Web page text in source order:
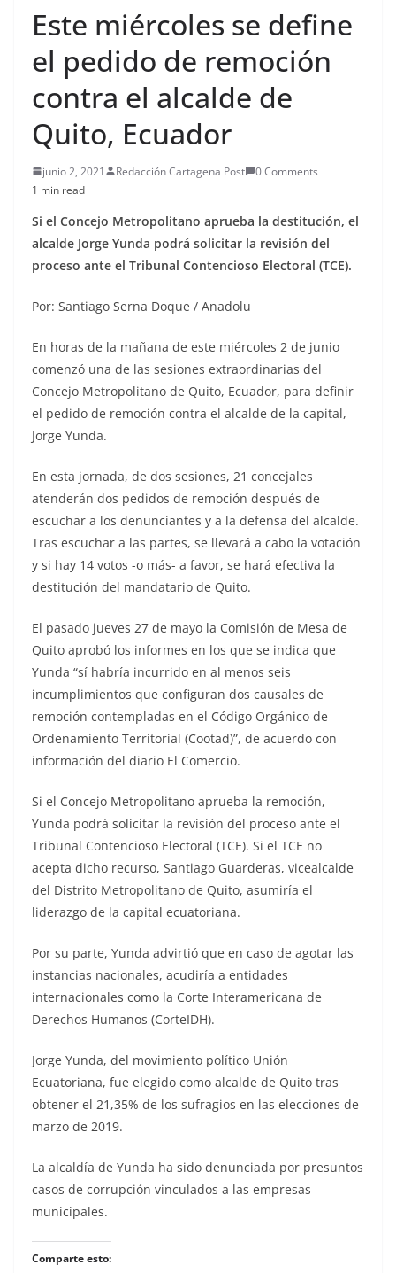
Este miércoles se define
el pedido de remoción
contra el alcalde de
Quito, Ecuador
junio 2, 2021 Redacción Cartagena Post
0 Comments
1 min read
Si el Concejo Metropolitano aprueba la destitución, el
alcalde Jorge Yunda podrá solicitar la revisión del
proceso ante el Tribunal Contencioso Electoral (TCE).
Por: Santiago Serna Doque / Anadolu
En horas de la mañana de este miércoles 2 de junio
comenzó una de las sesiones extraordinarias del
Concejo Metropolitano de Quito, Ecuador, para definir
el pedido de remoción contra el alcalde de la capital,
Jorge Yunda.
En esta jornada, de dos sesiones, 21 concejales
atenderán dos pedidos de remoción después de
escuchar a los denunciantes y a la defensa del alcalde.
Tras escuchar a las partes, se llevará a cabo la votación
y si hay 14 votos -o más- a favor, se hará efectiva la
destitución del mandatario de Quito.
El pasado jueves 27 de mayo la Comisión de Mesa de
Quito aprobó los informes en los que se indica que
Yunda “sí habría incurrido en al menos seis
incumplimientos que configuran dos causales de
remoción contempladas en el Código Orgánico de
Ordenamiento Territorial (Cootad)”, de acuerdo con
información del diario El Comercio.
Si el Concejo Metropolitano aprueba la remoción,
Yunda podrá solicitar la revisión del proceso ante el
Tribunal Contencioso Electoral (TCE). Si el TCE no
acepta dicho recurso, Santiago Guarderas, vicealcalde
del Distrito Metropolitano de Quito, asumiría el
liderazgo de la capital ecuatoriana.
Por su parte, Yunda advirtió que en caso de agotar las
instancias nacionales, acudiría a entidades
internacionales como la Corte Interamericana de
Derechos Humanos (CorteIDH).
Jorge Yunda, del movimiento político Unión
Ecuatoriana, fue elegido como alcalde de Quito tras
obtener el 21,35% de los sufragios en las elecciones de
marzo de 2019.
La alcaldía de Yunda ha sido denunciada por presuntos
casos de corrupción vinculados a las empresas
municipales.
Comparte esto: